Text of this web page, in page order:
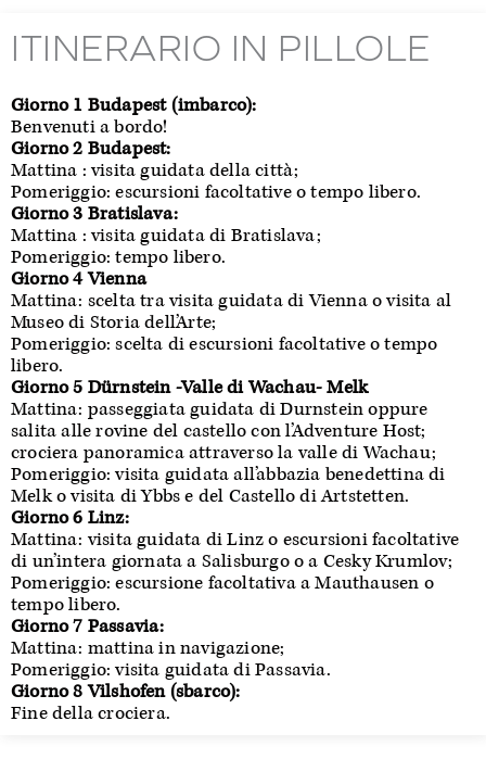
ITINERARIO IN PILLOLE
Giorno 1 Budapest (imbarco):
Benvenuti a bordo!
Giorno 2 Budapest:
Mattina : visita guidata della città;
Pomeriggio: escursioni facoltative o tempo libero.
Giorno 3 Bratislava:
Mattina : visita guidata di Bratislava;
Pomeriggio: tempo libero.
Giorno 4 Vienna
Mattina: scelta tra visita guidata di Vienna o visita al
Museo di Storia dell’Arte;
Pomeriggio: scelta di escursioni facoltative o tempo
libero.
Giorno 5 Dürnstein -Valle di Wachau- Melk
Mattina: passeggiata guidata di Durnstein oppure
salita alle rovine del castello con l’Adventure Host;
crociera panoramica attraverso la valle di Wachau;
Pomeriggio: visita guidata all’abbazia benedettina di
Melk o visita di Ybbs e del Castello di Artstetten.
Giorno 6 Linz:
Mattina: visita guidata di Linz o escursioni facoltative
di un’intera giornata a Salisburgo o a Cesky Krumlov;
Pomeriggio: escursione facoltativa a Mauthausen o
tempo libero.
Giorno 7 Passavia:
Mattina: mattina in navigazione;
Pomeriggio: visita guidata di Passavia.
Giorno 8 Vilshofen (sbarco):
Fine della crociera.